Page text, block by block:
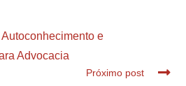
e
Advocacia
Próximo post